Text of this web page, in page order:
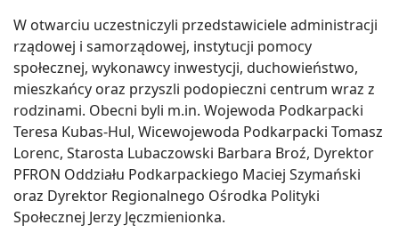
W otwarciu uczestniczyli przedstawiciele administracji
rządowej i samorządowej, instytucji pomocy
społecznej, wykonawcy inwestycji, duchowieństwo,
mieszkańcy oraz przyszli podopieczni centrum wraz z
rodzinami. Obecni byli m.in. Wojewoda Podkarpacki
Teresa Kubas-Hul, Wicewojewoda Podkarpacki Tomasz
Lorenc, Starosta Lubaczowski Barbara Broź, Dyrektor
PFRON Oddziału Podkarpackiego Maciej Szymański
oraz Dyrektor Regionalnego Ośrodka Polityki
Społecznej Jerzy Jęczmienionka.